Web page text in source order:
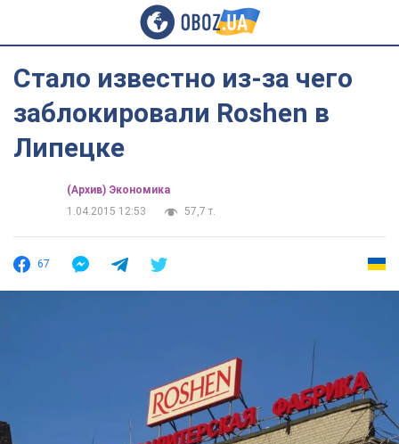
Стало известно из-за чего
заблокировали Roshen в
Липецке
(Архив) Экономика
1.04.2015 12:53
57,7 т.
67